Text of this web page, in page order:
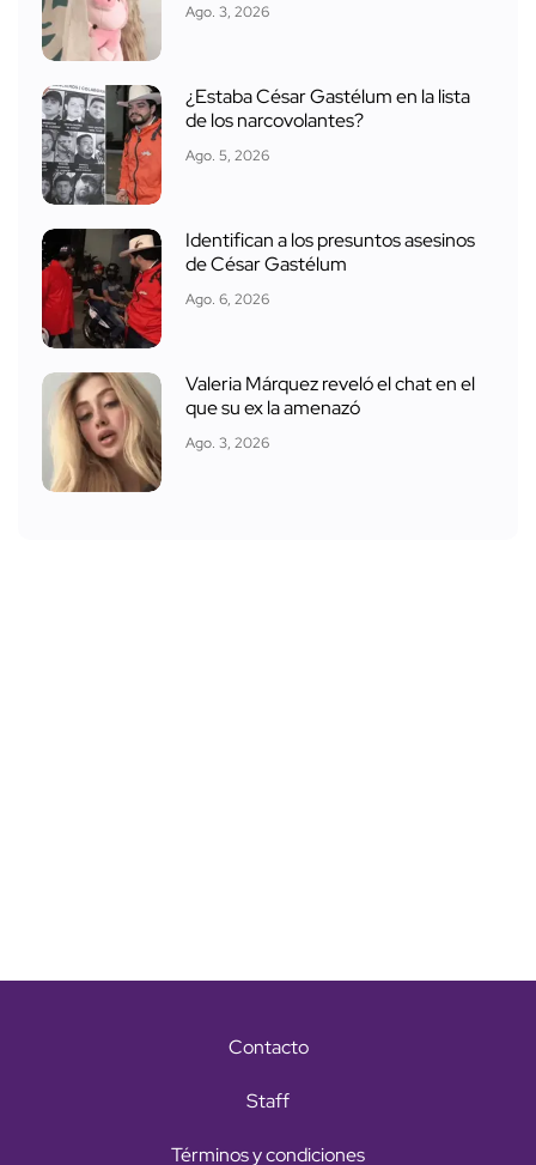
Ago. 3, 2026
¿Estaba César Gastélum en la lista
de los narcovolantes?
Ago. 5, 2026
Identifican a los presuntos asesinos
de César Gastélum
Ago. 6, 2026
Valeria Márquez reveló el chat en el
que su ex la amenazó
Ago. 3, 2026
Contacto
Staff
Términos y condiciones